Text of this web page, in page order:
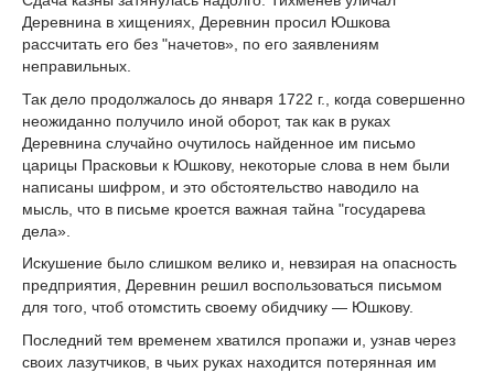
Деревнина в хищениях, Деревнин просил Юшкова
рассчитать его без "начетов», по его заявлениям
неправильных.
Так дело продолжалось до января 1722 г., когда совершенно
неожиданно получило иной оборот, так как в руках
Деревнина случайно очутилось найденное им письмо
царицы Прасковьи к Юшкову, некоторые слова в нем были
написаны шифром, и это обстоятельство наводило на
мысль, что в письме кроется важная тайна "государева
дела».
Искушение было слишком велико и, невзирая на опасность
предприятия, Деревнин решил воспользоваться письмом
для того, чтоб отомстить своему обидчику — Юшкову.
Последний тем временем хватился пропажи и, узнав через
своих лазутчиков, в чьих руках находится потерянная им